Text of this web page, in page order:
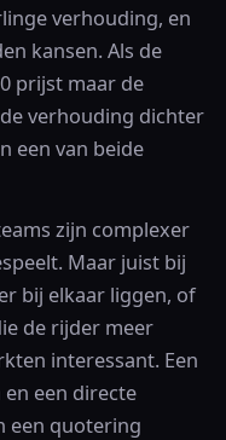
verhouding, en
kansen. Als de
prijst maar de
verhouding dichter
een van beide
zijn complexer
Maar juist bij
bij elkaar liggen, of
de rijder meer
interessant. Een
een directe
een quotering